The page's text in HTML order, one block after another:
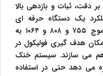
دقت، ثبات و بازدهی بالا
یک دستگاه حرفه ای
کلینیکی را ارائه دهد. سه طول موج ۷۵۵ و ۸۰۸ و ۱۰۶۴ به
هدف گیری فولیکول در
می سازند. سیستم خنک
می دهد حتی در استفاده